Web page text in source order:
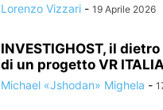
Lorenzo Vizzari - 19 Aprile 2026
INVESTIGHOST, il
di un progetto VR
Michael «Jshodan» Mighela -